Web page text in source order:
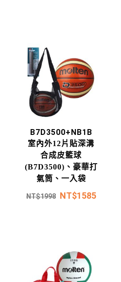
B7D3500+NB1B
室內外12片貼深溝
合成皮籃球
(B7D3500)、豪華打
氣筒、一入袋
NT$1998 NT$1585